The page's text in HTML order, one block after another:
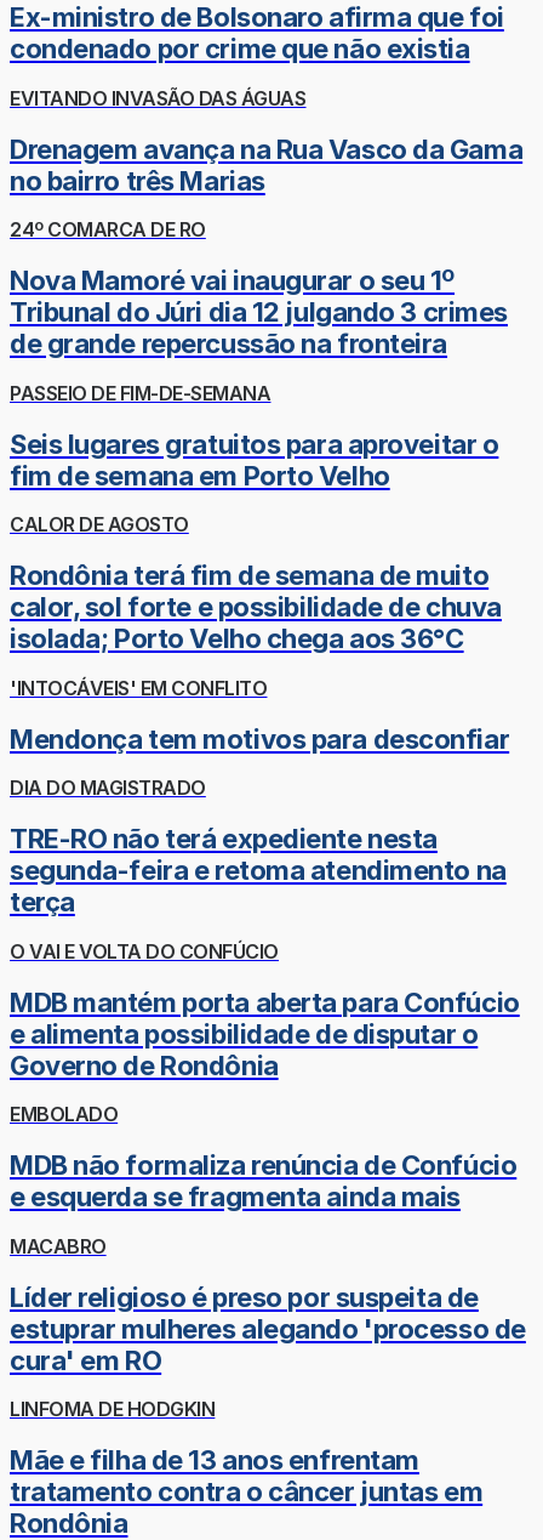
Ex-ministro de Bolsonaro afirma que foi
condenado por crime que não existia
EVITANDO INVASÃO DAS ÁGUAS
Drenagem avança na Rua Vasco da Gama
no bairro três Marias
24º COMARCA DE RO
Nova Mamoré vai inaugurar o seu 1º
Tribunal do Júri dia 12 julgando 3 crimes
de grande repercussão na fronteira
PASSEIO DE FIM-DE-SEMANA
Seis lugares gratuitos para aproveitar o
fim de semana em Porto Velho
CALOR DE AGOSTO
Rondônia terá fim de semana de muito
calor, sol forte e possibilidade de chuva
isolada; Porto Velho chega aos 36°C
'INTOCÁVEIS' EM CONFLITO
Mendonça tem motivos para desconfiar
DIA DO MAGISTRADO
TRE-RO não terá expediente nesta
segunda-feira e retoma atendimento na
terça
O VAI E VOLTA DO CONFÚCIO
MDB mantém porta aberta para Confúcio
e alimenta possibilidade de disputar o
Governo de Rondônia
EMBOLADO
MDB não formaliza renúncia de Confúcio
e esquerda se fragmenta ainda mais
MACABRO
Líder religioso é preso por suspeita de
estuprar mulheres alegando 'processo de
cura' em RO
LINFOMA DE HODGKIN
Mãe e filha de 13 anos enfrentam
tratamento contra o câncer juntas em
Rondônia